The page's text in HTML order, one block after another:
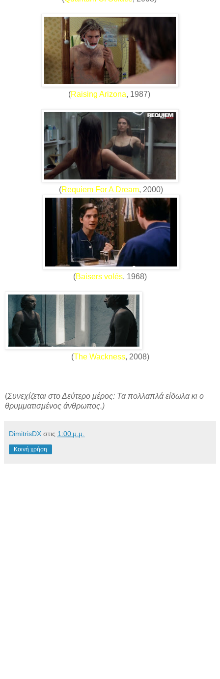
(Raising Arizona, 1987)
(Requiem For A Dream, 2000)
(Baisers volés, 1968)
(The Wackness, 2008)
(Συνεχίζεται στο Δεύτερο μέρος: Τα πολλαπλά είδωλα κι ο
θρυμματισμένος άνθρωπος.)
DimitrisDX στις 1:00 μ.μ.
Κοινή χρήση